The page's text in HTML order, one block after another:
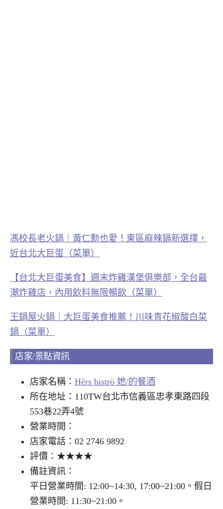
馮校長老火鍋｜黃仁勳也愛！東區麻辣鍋新選擇，
近台北大巨蛋（菜單）
【台北大巨蛋美食】週末炸雞漢堡俱樂部，全台最
潮炸雞店，內用飲料無限暢飲（菜單）
王鍋屋火鍋｜大巨蛋美食推薦！川味青花椒酸白菜
鍋（菜單）
店家/景點資訊
店家名稱： Hërs biströ 她/的餐酒
所在地址：110TW台北市信義區忠孝東路四段
553巷22弄4號
營業時間：
店家電話：02 2746 9892
評價：★★★★
備註資訊：
平日營業時間: 12:00~14:30, 17:00~21:00。假日
營業時間: 11:30~21:00。